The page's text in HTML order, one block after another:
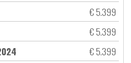
€ 5.399
€ 5.399
€ 5.399